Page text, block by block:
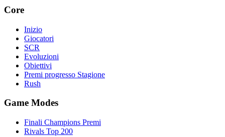
Core
Inizio
Giocatori
SCR
Evoluzioni
Obiettivi
Premi progresso Stagione
Rush
Game Modes
Finali Champions Premi
Rivals Top 200